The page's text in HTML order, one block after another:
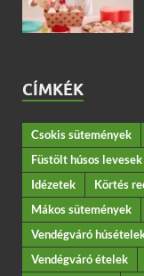
CÍMKÉK
Csokis sütemények
Füstölt húsos levesek
Idézetek
Körtés
Mákos sütemények
Vendégváró
Vendégváró ételek